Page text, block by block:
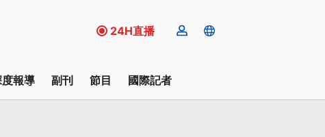
24H直播
報導 副刊 節目 國際記者